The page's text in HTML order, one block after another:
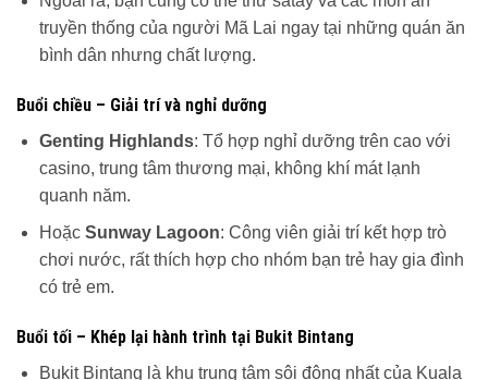
truyền thống của người Mã Lai ngay tại những quán ăn
bình dân nhưng chất lượng.
Buổi chiều – Giải trí và nghỉ dưỡng
Genting Highlands: Tổ hợp nghỉ dưỡng trên cao với
casino, trung tâm thương mại, không khí mát lạnh
quanh năm.
Hoặc Sunway Lagoon: Công viên giải trí kết hợp trò
chơi nước, rất thích hợp cho nhóm bạn trẻ hay gia đình
có trẻ em.
Buổi tối – Khép lại hành trình tại Bukit Bintang
Bukit Bintang là khu trung tâm sôi động nhất của Kuala